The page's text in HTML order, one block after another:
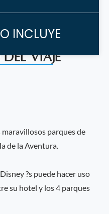
INCLUYE
Viaje
parques de
de la Aventura.
?s puede hacer uso
su hotel y los 4 parques